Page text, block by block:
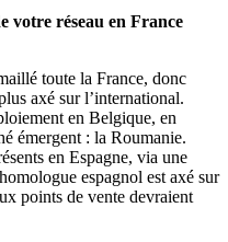
votre réseau en France
toute la France, donc
axé sur l’international.
en Belgique, en
émergent : la Roumanie.
en Espagne, via une
espagnol est axé sur
points de vente devraient